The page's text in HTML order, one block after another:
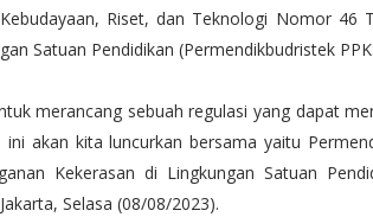
Riset, dan Teknologi Nomor 46
Satuan Pendidikan (Permendikbudristek
merancang sebuah regulasi yang dapat
akan kita luncurkan bersama yaitu
Kekerasan di Lingkungan Satuan
Selasa (08/08/2023).